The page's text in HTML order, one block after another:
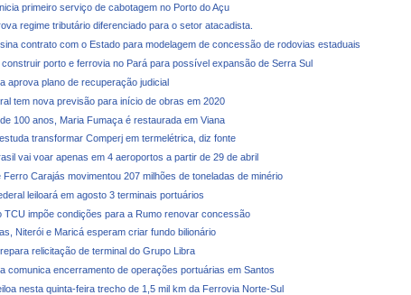
primeiro serviço de cabotagem no Porto do Açu
regime tributário diferenciado para o setor atacadista.
contrato com o Estado para modelagem de concessão de rodovias estaduais
construir porto e ferrovia no Pará para possível expansão de Serra Sul
aprova plano de recuperação judicial
tem nova previsão para início de obras em 2020
100 anos, Maria Fumaça é restaurada em Viana
transformar Comperj em termelétrica, diz fonte
vai voar apenas em 4 aeroportos a partir de 29 de abril
Ferro Carajás movimentou 207 milhões de toneladas de minério
leiloará em agosto 3 terminais portuários
TCU impõe condições para a Rumo renovar concessão
Niterói e Maricá esperam criar fundo bilionário
relicitação de terminal do Grupo Libra
comunica encerramento de operações portuárias em Santos
nesta quinta-feira trecho de 1,5 mil km da Ferrovia Norte-Sul